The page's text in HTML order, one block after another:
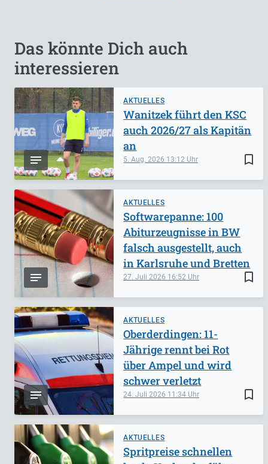
Das könnte Dich auch
interessieren
AKTUELLES
bookmark_border
5. Aug. 2026 13:12
Wanitzek führt den KSC
auch 2026/27 als Kapitän
an
AKTUELLES
bookmark_border
27. Juli 2026 16:52
Softwarepanne: 100
Abiturzeugnisse in BW
falsch ausgestellt, auch
in Karlsruhe und Bretten
AKTUELLES
bookmark_border
24. Juli 2026 11:34
Oberderdingen: 11-
Jährige rennt bei Rot
über Ampel und wird
schwer verletzt
AKTUELLES
Spritpreise schnellen